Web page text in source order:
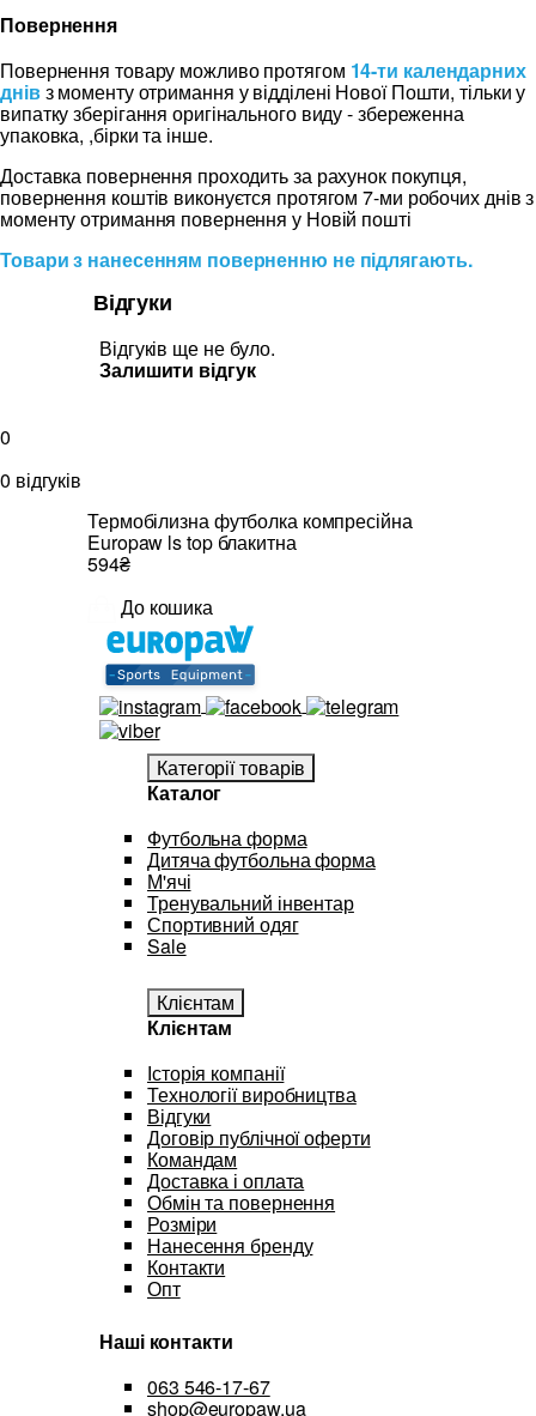
Повернення
Повернення товару можливо протягом 14-ти календарних
днівз моменту отримання у відділені Нової Пошти, тільки у
випатку зберігання оригінального виду - збереженна
упаковка, ,бірки та інше.
Доставка повернення проходить за рахунок покупця,
повернення коштів виконуєтся протягом 7-ми робочих днів з
моменту отримання повернення у Новій пошті
Товари з нанесенням поверненню не підлягають.
Відгуки
Відгуків ще не було.
Залишити відгук
0
0 відгуків
Термобілизна футболка компресійна
Europaw ls top блакитна
594₴
До кошика
Категорії товарів
Каталог
Футбольна форма
Дитяча футбольна форма
М'ячі
Тренувальний інвентар
Спортивний одяг
Sale
Клієнтам
Клієнтам
Історія компанії
Технології виробництва
Відгуки
Договір публічної оферти
Командам
Доставка і оплата
Обмін та повернення
Розміри
Нанесення бренду
Контакти
Опт
Наші контакти
063 546-17-67
shop@europaw.ua